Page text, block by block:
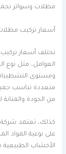
مظلات وسواتر تجمع
أسعار تركيب
تختلف أسعار
العوامل، مثل نوع
ومستوى
متعددة تناسب
من الجودة
كذلك، تعتمد شركة
على نوعية
الأخشاب الطبيعية